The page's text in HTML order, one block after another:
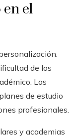
el
de los
Las
de estudio
profesionales.
y academias